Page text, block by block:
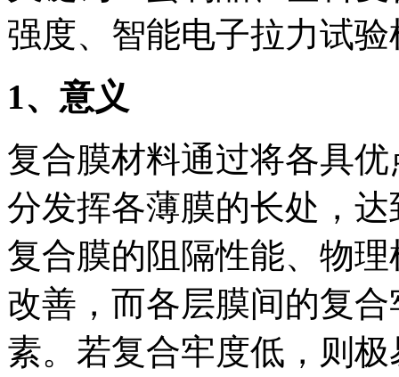
强度、智能电子拉力试验
1、意义
复合膜材料通过将各具
分发挥各薄膜的长处，
复合膜的阻隔性能、物
改善，而各层膜间的复
素。若复合牢度低，则